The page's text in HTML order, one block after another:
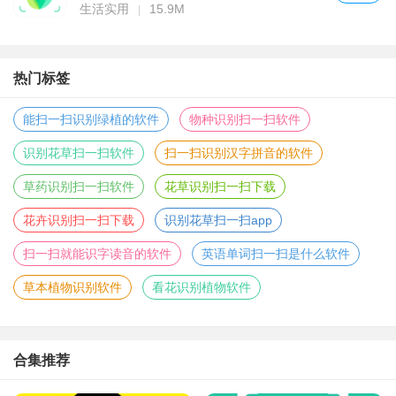
生活实用 15.9M
热门标签
能扫一扫识别绿植的软件 物种识别扫一扫软件
识别花草扫一扫软件 扫一扫识别汉字拼音的软件
草药识别扫一扫软件 花草识别扫一扫下载
花卉识别扫一扫下载 识别花草扫一扫app
扫一扫就能识字读音的软件 英语单词扫一扫是什么软件
草本植物识别软件 看花识别植物软件
合集推荐